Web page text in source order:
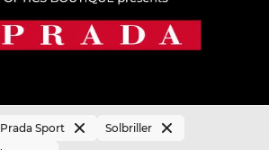
Prada Sport Solbriller